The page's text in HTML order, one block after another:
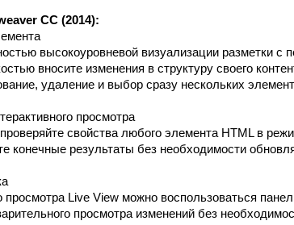
CC (2014):
высокоуровневой визуализации разметки с
вносите изменения в структуру своего
удаление и выбор сразу нескольких
просмотра
свойства любого элемента HTML в
конечные результаты без необходимости
просмотра Live View можно воспользоваться
просмотра изменений без